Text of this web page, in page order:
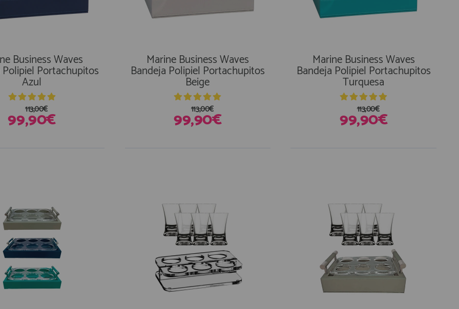
Business Waves
Polipiel Portachupitos
Azul
99,90€
113,00€
Marine Business Waves
Bandeja Polipiel Portachupitos
Beige
99,90€
113,00€
Marine Business Waves
Bandeja Polipiel Portachupitos
Turquesa
99,90€
113,00€